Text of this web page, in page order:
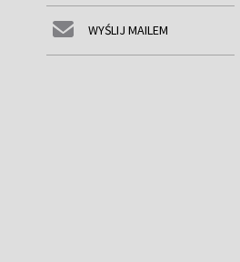
WYŚLIJ MAILEM